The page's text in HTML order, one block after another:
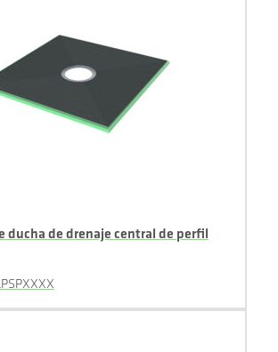
ducha de drenaje central de perfil